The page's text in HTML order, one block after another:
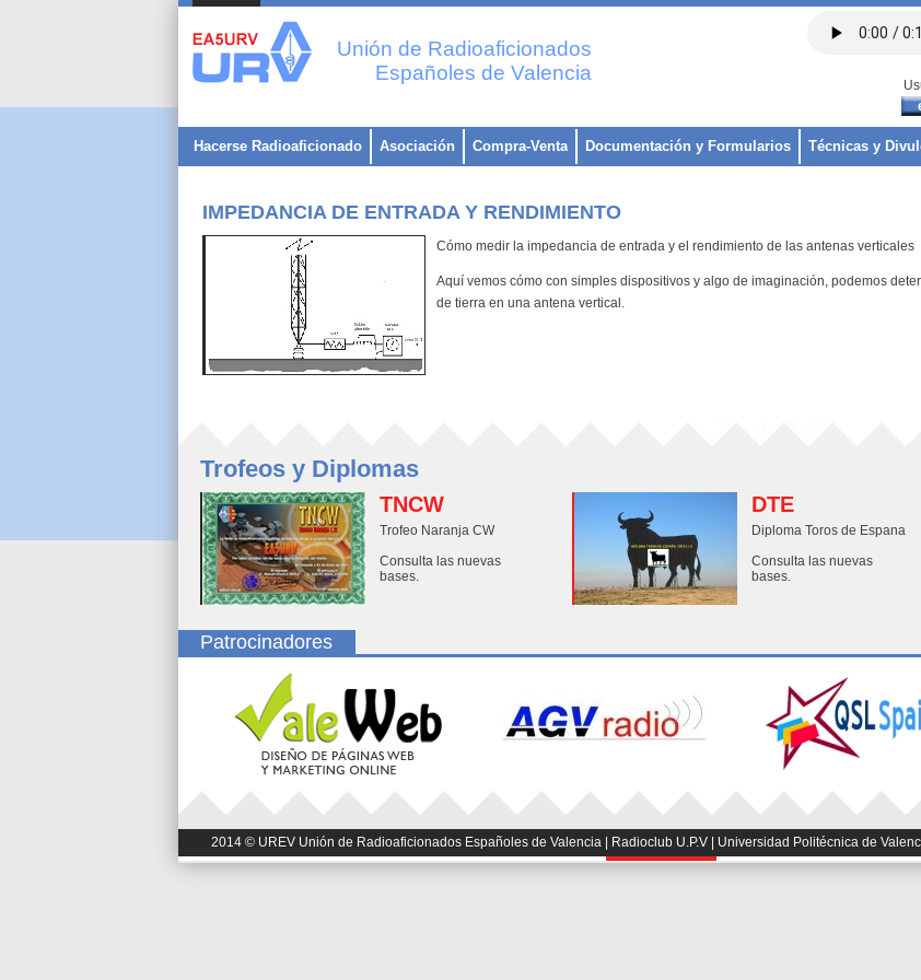
Unión de Radioaficionados
Españoles de Valencia
Hacerse Radioaficionado Asociación Compra-Venta Documentación y Formularios Técnicas y
IMPEDANCIA DE ENTRADA Y RENDIMIENTO
Cómo medir la impedancia de entrada y el rendimiento de las antenas verticales
Aquí vemos cómo con simples dispositivos y algo de imaginación, podemos
de tierra en una antena vertical.
Trofeos y Diplomas
TNCW
Trofeo Naranja CW
Consulta las nuevas
bases.
DTE
Diploma Toros de Espana
Consulta las nuevas
bases.
Patrocinadores
2014 © UREV Unión de Radioaficionados Españoles de Valencia | Radioclub U.P.V | Universidad Politécnica de